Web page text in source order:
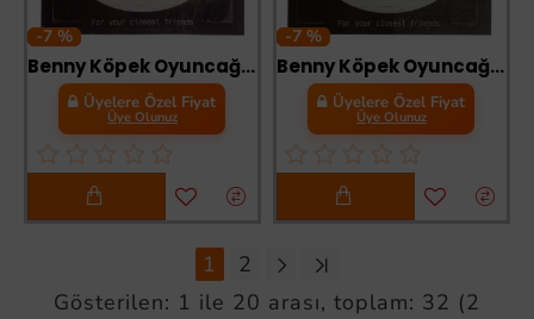
-7 %
Benny Köpek Oyuncağı Üçlü Halka 9 x 9 cm Pembe
Üyelere Özel Fiyat
Üye Olunuz
-7 %
Benny Köpek Oyuncağı Üçlü Halka 9 x 9 cm Yeşil
Üyelere Özel Fiyat
Üye Olunuz
1
2
Gösterilen: 1 ile 20 arası, toplam: 32 (2